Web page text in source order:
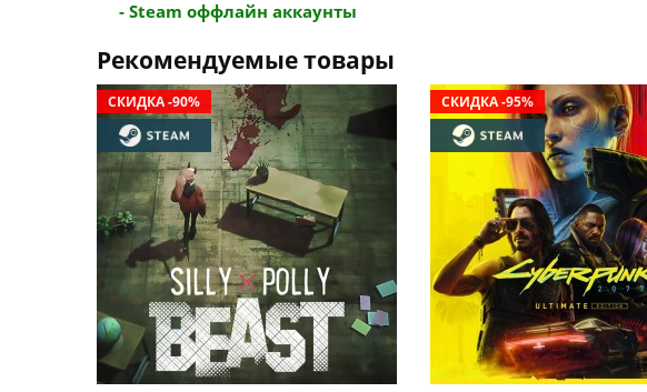
- Steam оффлайн аккаунты
Рекомендуемые товары
СКИДКА -90% СКИДКА -95%